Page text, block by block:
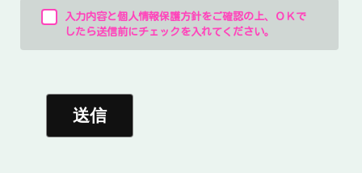
入力内容と個人情報保護方針をご確認の上、ＯＫで
したら送信前にチェックを入れてください。